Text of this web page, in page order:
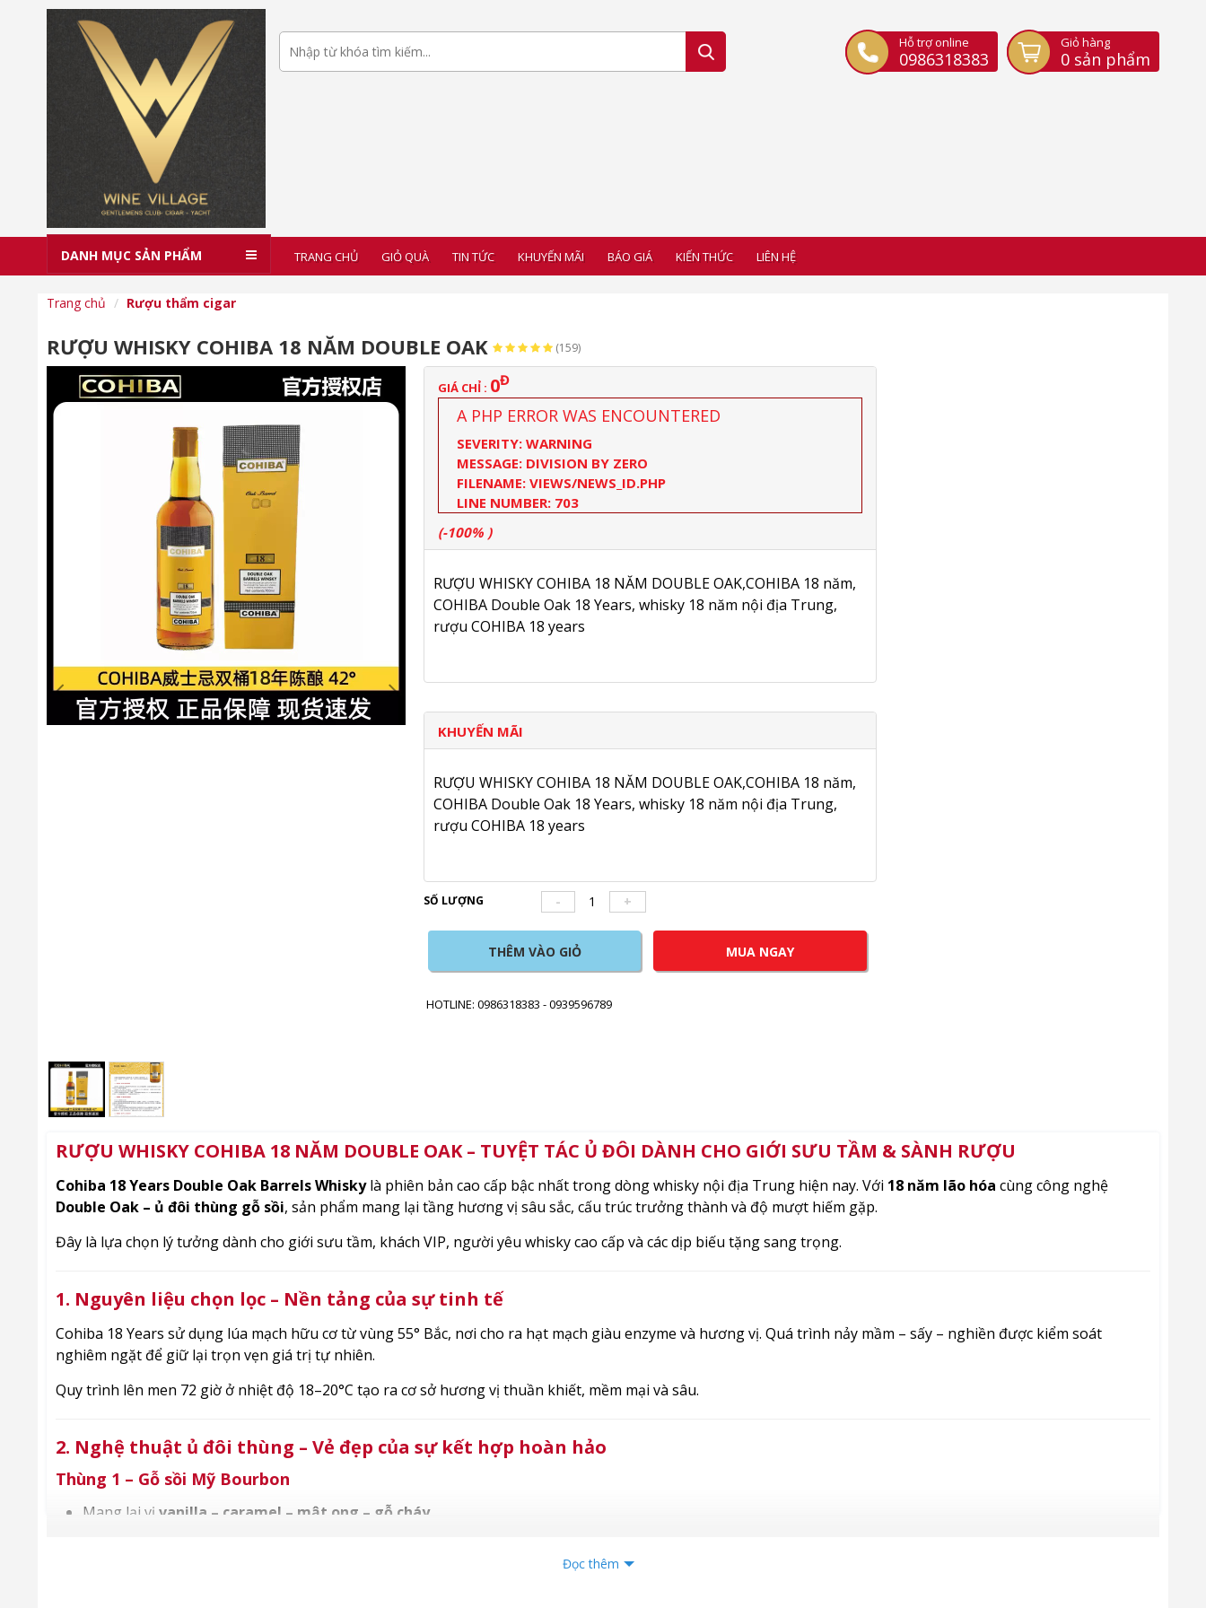
Giỏ hàng
0 sản phẩm
Hỗ trợ online
0986318383
DANH MỤC SẢN PHẨM TRANG CHỦ GIỎ QUÀ TIN TỨC KHUYẾN MÃI BÁO GIÁ KIẾN THỨC LIÊN HỆ
Trang chủ Rượu thẩm cigar
RƯỢU WHISKY COHIBA 18 NĂM DOUBLE OAK (159)
GIÁ CHỈ : 0Đ
A PHP ERROR WAS ENCOUNTERED
SEVERITY: WARNING
MESSAGE: DIVISION BY ZERO
FILENAME: VIEWS/NEWS_ID.PHP
LINE NUMBER: 703
(-100% )
RƯỢU WHISKY COHIBA 18 NĂM DOUBLE OAK,COHIBA 18 năm,
COHIBA Double Oak 18 Years, whisky 18 năm nội địa Trung,
rượu COHIBA 18 years
KHUYẾN MÃI
RƯỢU WHISKY COHIBA 18 NĂM DOUBLE OAK,COHIBA 18 năm,
COHIBA Double Oak 18 Years, whisky 18 năm nội địa Trung,
rượu COHIBA 18 years
SỐ LƯỢNG - +
THÊM VÀO GIỎ MUA NGAY
HOTLINE: 0986318383 - 0939596789
RƯỢU WHISKY COHIBA 18 NĂM DOUBLE OAK – TUYỆT TÁC Ủ ĐÔI DÀNH CHO GIỚI SƯU TẦM & SÀNH RƯỢU
Cohiba 18 Years Double Oak Barrels Whiskylà phiên bản cao cấp bậc nhất trong dòng whisky nội địa Trung hiện nay. Với 18 năm lão hóa cùng công nghệ
Double Oak – ủ đôi thùng gỗ sồi, sản phẩm mang lại tầng hương vị sâu sắc, cấu trúc trưởng thành và độ mượt hiếm gặp.
Đây là lựa chọn lý tưởng dành cho giới sưu tầm, khách VIP, người yêu whisky cao cấp và các dịp biếu tặng sang trọng.
1. Nguyên liệu chọn lọc – Nền tảng của sự tinh tế
Cohiba 18 Years sử dụng lúa mạch hữu cơ từ vùng 55° Bắc, nơi cho ra hạt mạch giàu enzyme và hương vị. Quá trình nảy mầm – sấy – nghiền được kiểm soát
nghiêm ngặt để giữ lại trọn vẹn giá trị tự nhiên.
Quy trình lên men 72 giờ ở nhiệt độ 18–20°C tạo ra cơ sở hương vị thuần khiết, mềm mại và sâu.
2. Nghệ thuật ủ đôi thùng – Vẻ đẹp của sự kết hợp hoàn hảo
Thùng 1 – Gỗ sồi Mỹ Bourbon
Mang lại vị vanilla – caramel – mật ong – gỗ cháy.
Đọc thêm